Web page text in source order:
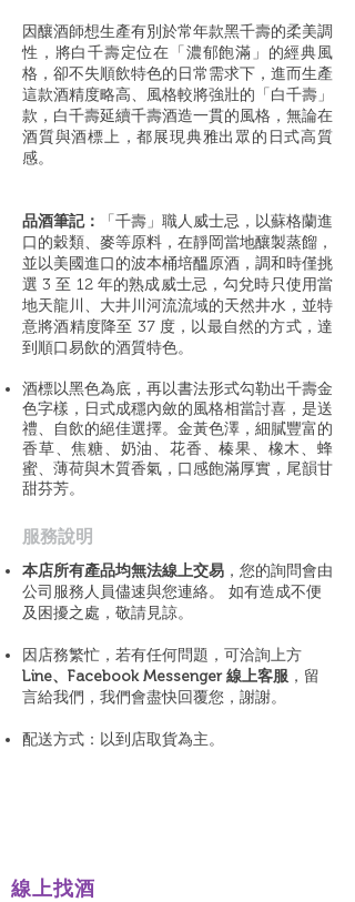
因釀酒師想生產有別於常年款黑千壽的柔美調
性，將白千壽定位在「濃郁飽滿」的經典風
格，卻不失順飲特色的日常需求下，進而生產
這款酒精度略高、風格較將強壯的「白千壽」
款，白千壽延續千壽酒造一貫的風格，無論在
酒質與酒標上，都展現典雅出眾的日式高質
感。
品酒筆記：
「千壽」職人威士忌，以蘇格蘭進
口的穀類、麥等原料，在靜岡當地釀製蒸餾，
並以美國進口的波本桶培醞原酒，調和時僅挑
選 3 至 12 年的熟成威士忌，勾兌時只使用當
地天龍川、大井川河流流域的天然井水，並特
意將酒精度降至 37 度，以最自然的方式，達
到順口易飲的酒質特色。
酒標以黑色為底，再以書法形式勾勒出千壽金
色字樣，日式成穩內斂的風格相當討喜，是送
禮、自飲的絕佳選擇。金黃色澤，細膩豐富的
香草、焦糖、奶油、花香、榛果、橡木、蜂
蜜、薄荷與木質香氣，口感飽滿厚實，尾韻甘
甜芬芳。
​服務說明
本店所有產品均無法線上交易 ，您的詢問會由
公司服務人員儘速與您連絡。 如有造成不便
及困擾之處，敬請見諒。
因店務繁忙，若有任何問題，可洽詢上方
Line、Facebook Messenger 線上客服 ，留
言給我們，我們會盡快回覆您，謝謝。
配送方式：以到店取貨為主。
線上找酒